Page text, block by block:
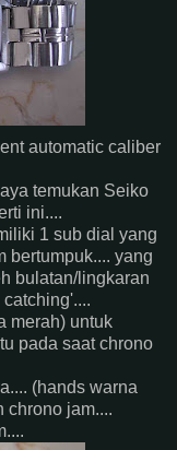
automatic caliber
temukan Seiko
ini....
1 sub dial yang
bertumpuk.... yang
bulatan/lingkaran
merah) untuk
pada saat chrono
(hands warna
chrono jam....